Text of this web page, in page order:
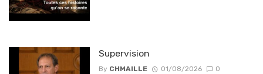
Supervision
By CHMAILLE 01/08/2026 0